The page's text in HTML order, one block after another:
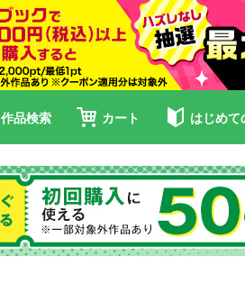
作品検索 カート はじめて